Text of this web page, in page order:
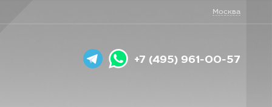
Москва
+7 (495) 961-00-57